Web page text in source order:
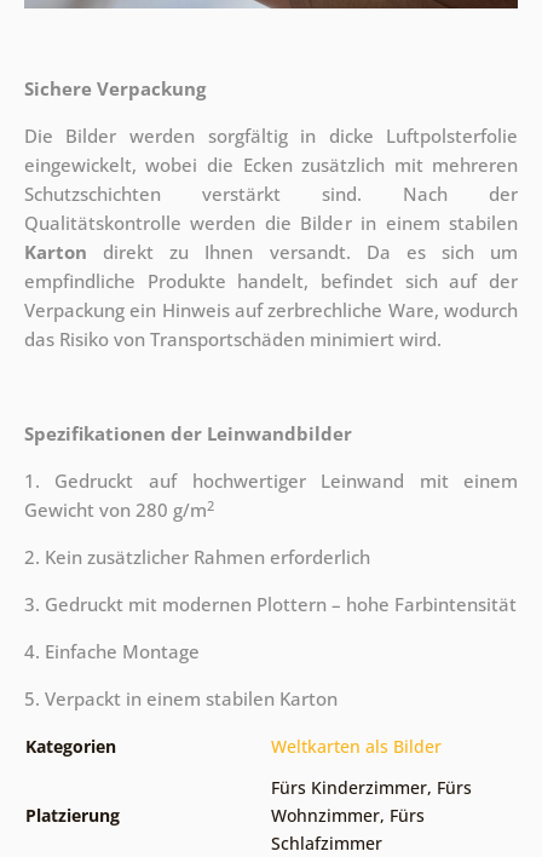
Sichere Verpackung
Die Bilder werden sorgfältig in dicke Luftpolsterfolie
eingewickelt, wobei die Ecken zusätzlich mit mehreren
Schutzschichten verstärkt sind. Nach der
Qualitätskontrolle werden die Bilder in einem stabilen
Karton direkt zu Ihnen versandt. Da es sich um
empfindliche Produkte handelt, befindet sich auf der
Verpackung ein Hinweis auf zerbrechliche Ware, wodurch
das Risiko von Transportschäden minimiert wird.
Spezifikationen der Leinwandbilder
1. Gedruckt auf hochwertiger Leinwand mit einem
Gewicht von 280 g/m2
2. Kein zusätzlicher Rahmen erforderlich
3. Gedruckt mit modernen Plottern – hohe Farbintensität
4. Einfache Montage
5. Verpackt in einem stabilen Karton
Kategorien Weltkarten als Bilder
Platzierung
Fürs Kinderzimmer, Fürs
Wohnzimmer, Fürs
Schlafzimmer